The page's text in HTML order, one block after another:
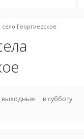
село Георгиевское
выходные
в субботу